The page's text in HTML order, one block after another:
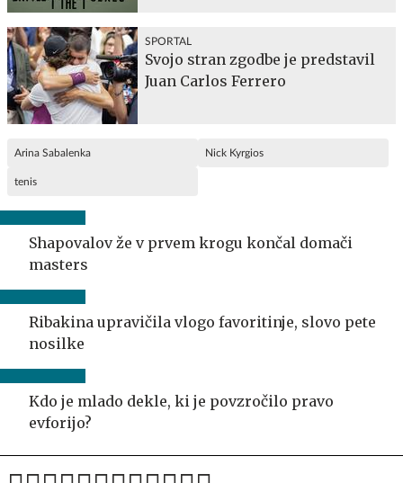
SPORTAL
Svojo stran zgodbe je predstavil
Juan Carlos Ferrero
Arina Sabalenka Nick Kyrgios
tenis
Shapovalov že v prvem krogu končal domači
masters
Ribakina upravičila vlogo favoritinje, slovo pete
nosilke
Kdo je mlado dekle, ki je povzročilo pravo
evforijo?